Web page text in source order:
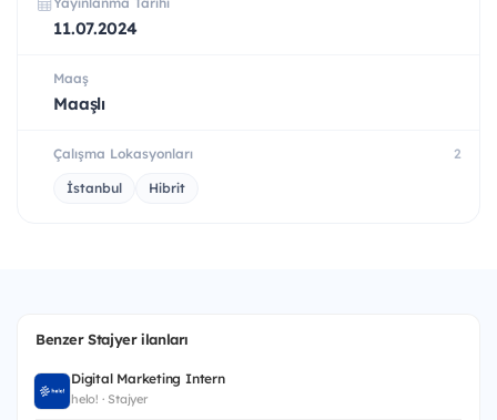
11.07.2024
Maaş
Maaşlı
Çalışma Lokasyonları 2
İstanbul Hibrit
Benzer Stajyer ilanları
Digital Marketing Intern
helo! · Stajyer